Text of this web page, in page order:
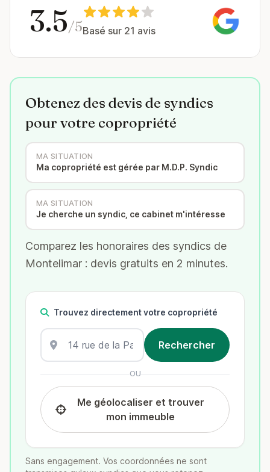
3.5/5Basé sur 21 avis
Obtenez des devis de syndics
pour votre copropriété
MA SITUATION
Ma copropriété est gérée par M.D.P. Syndic
MA SITUATION
Je cherche un syndic, ce cabinet m'intéresse
Comparez les honoraires des syndics de
Montelimar : devis gratuits en 2 minutes.
Trouvez directement votre copropriété
OU
Me géolocaliser et trouver
mon immeuble
Sans engagement. Vos coordonnées ne sont